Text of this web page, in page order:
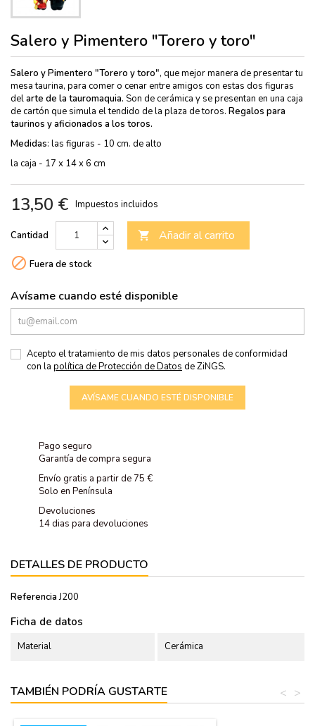
Salero y Pimentero "Torero y toro"
Salero y Pimentero "Torero y toro", que mejor manera de presentar tu
mesa taurina, para comer o cenar entre amigos con estas dos figuras
delarte de la tauromaquia. Son de cerámica y se presentan en una caja
de cartón que simula el tendido de la plaza de toros. Regalos para
taurinos y aficionados a los toros.
Medidas: las figuras - 10 cm. de alto
la caja - 17 x 14 x 6 cm
13,50 € Impuestos incluidos
Cantidad  Añadir al carrito
 Fuera de stock
Avísame cuando esté disponible
Acepto el tratamiento de mis datos personales de conformidad
con la política de Protección de Datos de ZiNGS.
AVÍSAME CUANDO ESTÉ DISPONIBLE
Pago seguro
Garantía de compra segura
Envío gratis a partir de 75 €
Solo en Península
Devoluciones
14 dias para devoluciones
DETALLES DE PRODUCTO
Referencia J200
Ficha de datos
Material Cerámica
TAMBIÉN PODRÍA GUSTARTE >
<